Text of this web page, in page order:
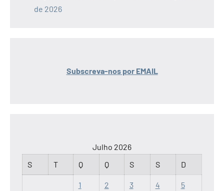
de 2026
Subscreva-nos por EMAIL
Julho 2026
S
T Q Q S S D
1 2 3 4 5